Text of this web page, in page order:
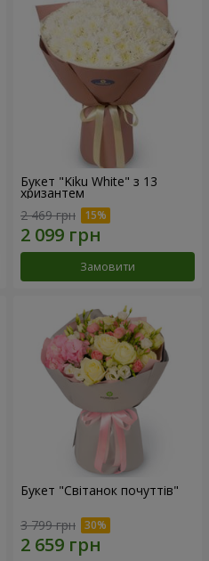
Букет "Kiku White" з 13
хризантем
2 469 грн
Замовити
Букет "Світанок почуттів"
3 799 грн